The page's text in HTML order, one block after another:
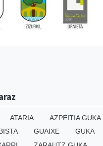
ATARIA AZPEITIA GUKA
GUAIXE GUKA